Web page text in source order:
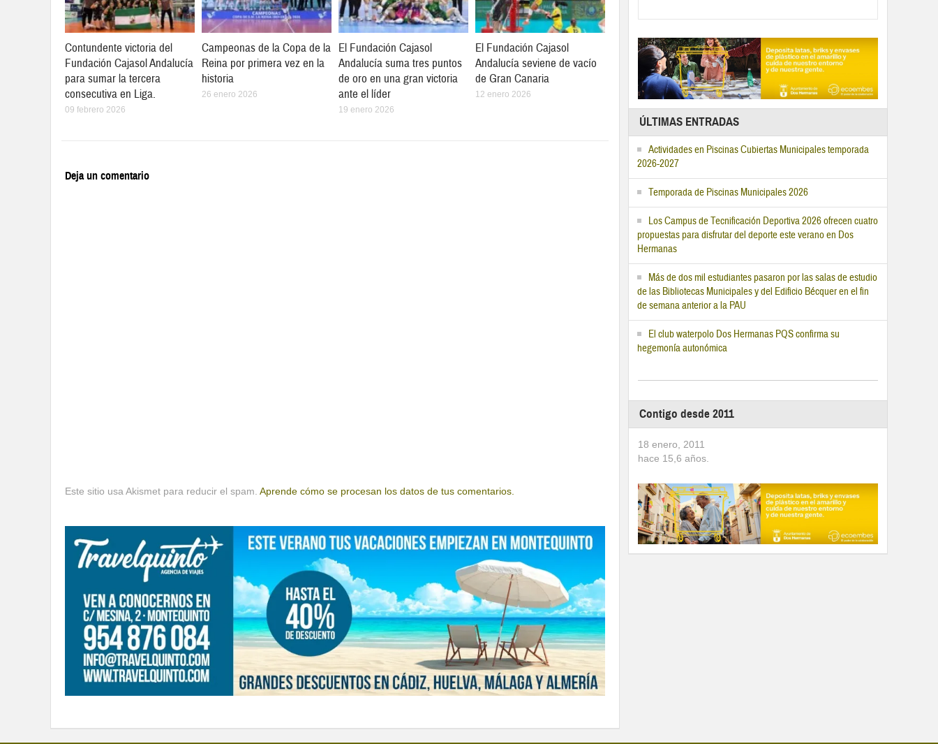
Contundente victoria del
Fundación Cajasol Andalucía
para sumar la tercera
consecutiva en Liga.
09 febrero 2026
Campeonas de la Copa de la
Reina por primera vez en la
historia
26 enero 2026
El Fundación Cajasol
Andalucía suma tres puntos
de oro en una gran victoria
ante el líder
19 enero 2026
El Fundación Cajasol
Andalucía seviene de vacío
de Gran Canaria
12 enero 2026
Deja un comentario
Este sitio usa Akismet para reducir el spam. Aprende cómo se procesan los datos de tus comentarios.
ÚLTIMAS ENTRADAS
Actividades en Piscinas Cubiertas Municipales temporada
2026-2027
Temporada de Piscinas Municipales 2026
Los Campus de Tecnificación Deportiva 2026 ofrecen cuatro
propuestas para disfrutar del deporte este verano en Dos
Hermanas
Más de dos mil estudiantes pasaron por las salas de estudio
de las Bibliotecas Municipales y del Edificio Bécquer en el fin
de semana anterior a la PAU
El club waterpolo Dos Hermanas PQS confirma su
hegemonía autonómica
Contigo desde 2011
18 enero, 2011
hace 15,6 años.